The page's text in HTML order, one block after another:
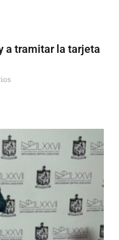
a tramitar la tarjeta